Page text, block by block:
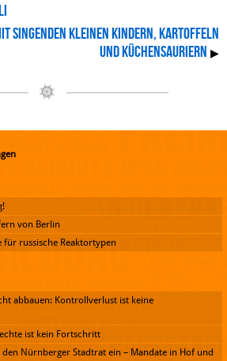
singenden kleinen Kindern, Kartoffeln
und Küchensauriern ▶
von Berlin
für russische Reaktortypen
abbauen: Kontrollverlust ist keine
ist kein Fortschritt
Nürnberger Stadtrat ein – Mandate in Hof und